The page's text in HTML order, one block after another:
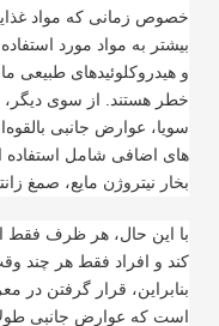
خصوص زمانی که مواد
بیشتر به مواد مورد
و هیدروکلوئیدهای طبیعی
خطر هستند. از سوی دیگر،
سویا، عوارض جانبی
های اضافی شامل استفاده
بخار نیتروژن مایع، صمغ
با این حال، هر ظرف فقط
کند و افراد فقط هر چند
بنابراین، قرار گرفتن در
است که عوارض جانبی